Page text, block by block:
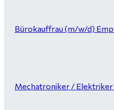
Bürokauffrau (m/w/d)
Mechatroniker / Elektriker